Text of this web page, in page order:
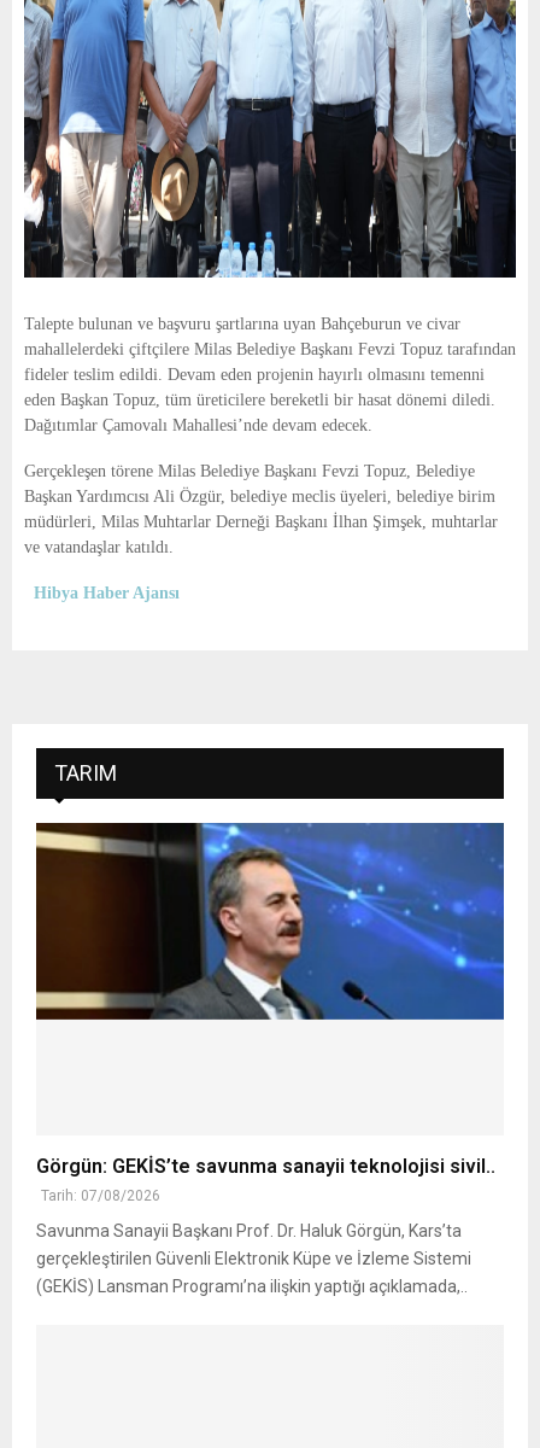
Talepte bulunan ve başvuru şartlarına uyan Bahçeburun ve civar
mahallelerdeki çiftçilere Milas Belediye Başkanı Fevzi Topuz tarafından
fideler teslim edildi. Devam eden projenin hayırlı olmasını temenni
eden Başkan Topuz, tüm üreticilere bereketli bir hasat dönemi diledi.
Dağıtımlar Çamovalı Mahallesi’nde devam edecek.
Gerçekleşen törene Milas Belediye Başkanı Fevzi Topuz, Belediye
Başkan Yardımcısı Ali Özgür, belediye meclis üyeleri, belediye birim
müdürleri, Milas Muhtarlar Derneği Başkanı İlhan Şimşek, muhtarlar
ve vatandaşlar katıldı.
Hibya Haber Ajansı
TARIM
Görgün: GEKİS’te savunma sanayii teknolojisi sivil..
Tarih: 07/08/2026
Savunma Sanayii Başkanı Prof. Dr. Haluk Görgün, Kars’ta
gerçekleştirilen Güvenli Elektronik Küpe ve İzleme Sistemi
(GEKİS) Lansman Programı’na ilişkin yaptığı açıklamada,..